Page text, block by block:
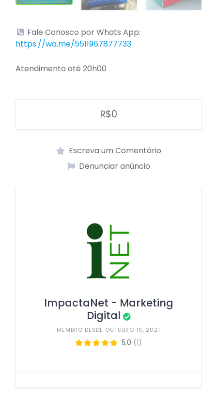
Fale Conosco por Whats App:
https://wa.me/5511967877733
Atendimento até 20h00
R$0
Escreva um Comentário
Denunciar anúncio
ImpactaNet - Marketing
Digital
MEMBRO DESDE OUTUBRO 19, 2021
5,0 (1)